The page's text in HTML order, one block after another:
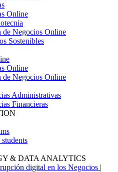
Online
de Negocios Online
Sostenibles
Online
de Negocios Online
Administrativas
Financieras
& DATA ANALYTICS
digital en los Negocios |